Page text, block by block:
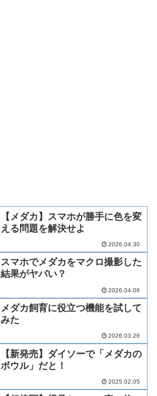
【メダカ】スマホが勝手に色を変
える問題を解決せよ
2026.04.30
スマホでメダカをマクロ撮影した
結果がヤバい？
2026.04.06
メダカ飼育に役立つ機能を試して
みた
2026.03.26
【新発売】ダイソーで「メダカの
ボウル」だと！
2025.02.05